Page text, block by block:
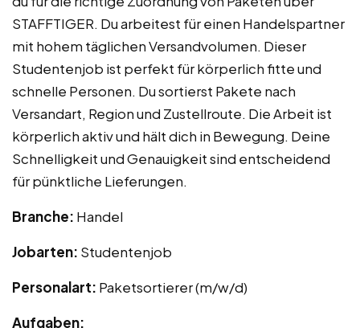
STAFFTIGER. Du arbeitest für einen Handelspartner
mit hohem täglichen Versandvolumen. Dieser
Studentenjob ist perfekt für körperlich fitte und
schnelle Personen. Du sortierst Pakete nach
Versandart, Region und Zustellroute. Die Arbeit ist
körperlich aktiv und hält dich in Bewegung. Deine
Schnelligkeit und Genauigkeit sind entscheidend
für pünktliche Lieferungen.
Branche: Handel
Jobarten: Studentenjob
Personalart: Paketsortierer (m/w/d)
Aufgaben: